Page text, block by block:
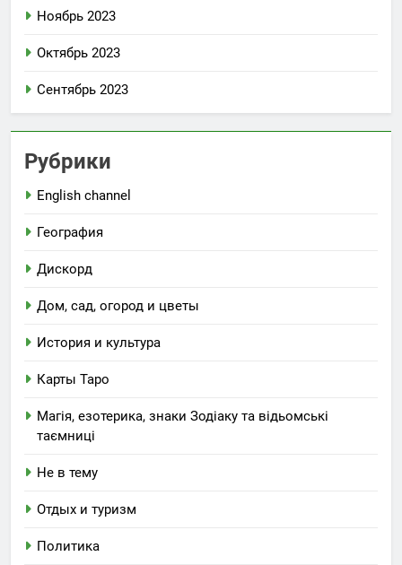
Ноябрь 2023
Октябрь 2023
Сентябрь 2023
Рубрики
English channel
География
Дискорд
Дом, сад, огород и цветы
История и культура
Карты Таро
Магія, езотерика, знаки Зодіаку та відьомські
таємниці
Не в тему
Отдых и туризм
Политика